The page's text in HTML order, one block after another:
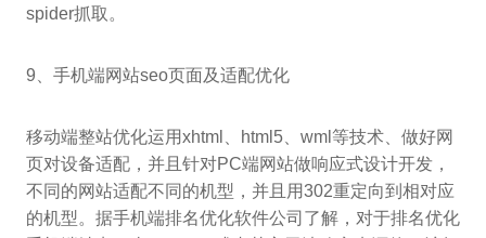
spider抓取。
9、手机端网站seo页面及适配优化
移动端整站优化运用xhtml、html5、wml等技术、做好网
页对设备适配，并且针对PC端网站做响应式设计开发，
不同的网站适配不同的机型，并且用302重定向到相对应
的机型。据手机端排名优化软件公司了解，对于排名优化